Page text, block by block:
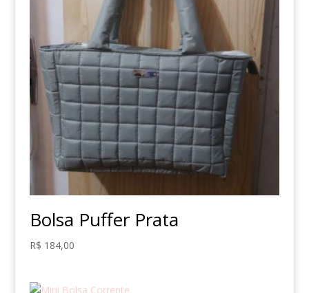
Bolsa Puffer Prata
R$ 184,00